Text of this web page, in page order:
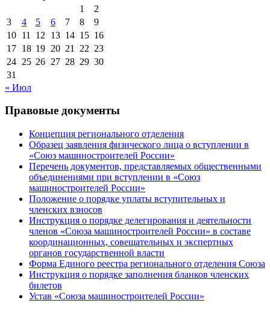
1
2
3
4 5 6 7 8
9
10 11 12 13 14 15 16
17 18 19 20 21 22 23
24 25 26 27 28 29 30
31
« Июл
Правовые документы
Концепция регионального отделения
Образец заявления физического лица о вступлении в
«Союз машиностроителей России»
Перечень документов, представляемых общественными
объединениями при вступлении в «Союз
машиностроителей России»
Положение о порядке уплаты вступительных и
членских взносов
Инструкция о порядке делегирования и деятельности
членов «Союза машиностроителей России» в составе
координационных, совещательных и экспертных
органов государственной власти
Форма Единого реестра регионального отделения Союза
Инструкция о порядке заполнения бланков членских
билетов
Устав «Союза машиностроителей России»